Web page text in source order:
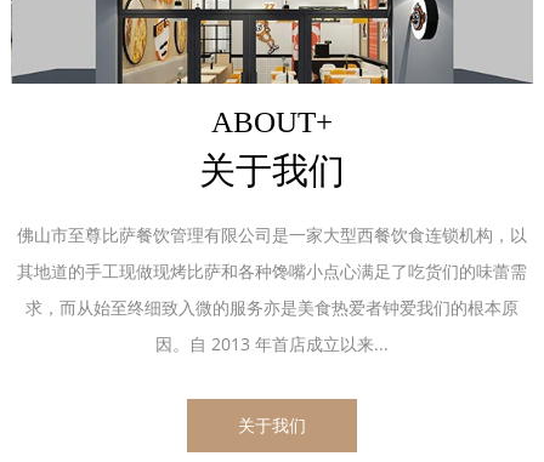
ABOUT+
关于我们
佛山市至尊比萨餐饮管理有限公司是一家大型西餐饮食连锁机构，以
其地道的手工现做现烤比萨和各种馋嘴小点心满足了吃货们的味蕾需
求，而从始至终细致入微的服务亦是美食热爱者钟爱我们的根本原
因。自 2013 年首店成立以来...
关于我们